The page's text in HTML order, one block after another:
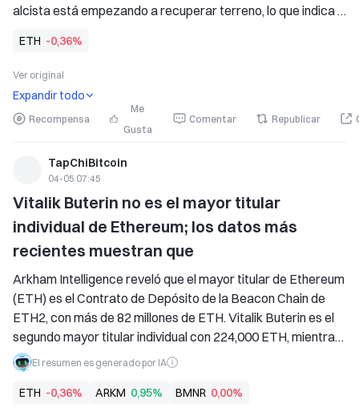
alcista está empezando a recuperar terreno, lo que indica
podrían haber comenzado a formarse.
Aun así, el sentimiento ch
ETH -0,36%
Ver original
Expandir todo
Recompensa
Me
Gusta
Comentar Republicar
TapChiBitcoin
04-05 07:45
Vitalik Buterin no es el mayor titular
individual de Ethereum; los datos más
recientes muestran que
Arkham Intelligence reveló que el mayor titular de Ethereum
(ETH) es el Contrato de Depósito de la Beacon Chain de
ETH2, con más de 82 millones de ETH. Vitalik Buterin es el
segundo mayor titular individual con 224,000 ETH, mientras
que la inversora Rain Lohmus posee 250,000 ETH, pero no
puede acceder a ello.
El resumen es generado por IA
ETH -0,36% ARKM 0,95% BMNR 0,00%